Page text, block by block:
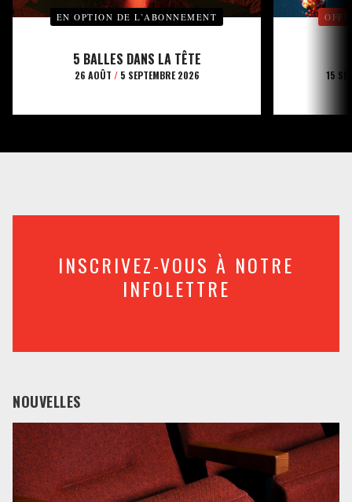
EN OPTION DE L’ABONNEMENT
5 BALLES DANS LA TÊTE
26 AOÛT /5 SEPTEMBRE 2026 15
INSCRIVEZ-VOUS À NOTRE
INFOLETTRE
NOUVELLES